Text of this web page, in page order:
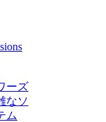
ーズ
なソ
ム